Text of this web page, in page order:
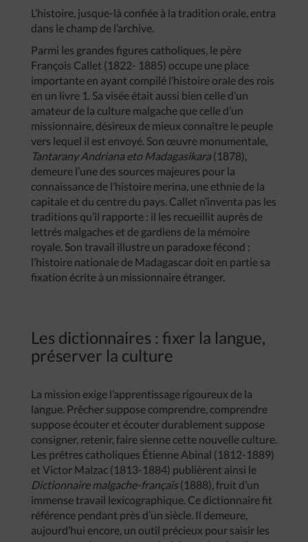
L’histoire, jusque-là confiée à la tradition orale, entra
dans le champ de l’archive.
Parmi les grandes figures catholiques, le père
François Callet (1822- 1885) occupe une place
importante en ayant compilé l’histoire orale des rois
en un livre 1. Sa visée était aussi bien celle d’un
amateur de la culture malgache que celle d’un
missionnaire, désireux de mieux connaître le peuple
vers lequel il est envoyé. Son œuvre monumentale,
Tantarany Andriana eto Madagasikara(1878),
demeure l’une des sources majeures pour la
connaissance de l’histoire merina, une ethnie de la
capitale et du centre du pays. Callet n’inventa pas les
traditions qu’il rapporte : il les recueillit auprès de
lettrés malgaches et de gardiens de la mémoire
royale. Son travail illustre un paradoxe fécond :
l’histoire nationale de Madagascar doit en partie sa
fixation écrite à un missionnaire étranger.
Les dictionnaires : fixer la langue,
préserver la culture
La mission exige l’apprentissage rigoureux de la
langue. Prêcher suppose comprendre, comprendre
suppose écouter et écouter durablement suppose
consigner, retenir, faire sienne cette nouvelle culture.
Les prêtres catholiques Étienne Abinal (1812-1889)
et Victor Malzac (1813-1884) publièrent ainsi le
Dictionnaire malgache-français(1888), fruit d’un
immense travail lexicographique. Ce dictionnaire fit
référence pendant près d’un siècle. Il demeure,
aujourd’hui encore, un outil précieux pour saisir les